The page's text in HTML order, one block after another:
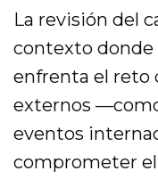
La revisión del
contexto
enfrenta el reto
externos
eventos
comprometer el